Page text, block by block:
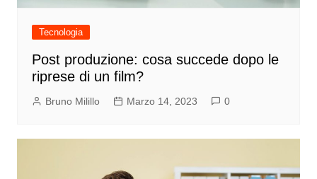
Tecnologia
Post produzione: cosa succede dopo le
riprese di un film?
Bruno Milillo Marzo 14, 2023 0